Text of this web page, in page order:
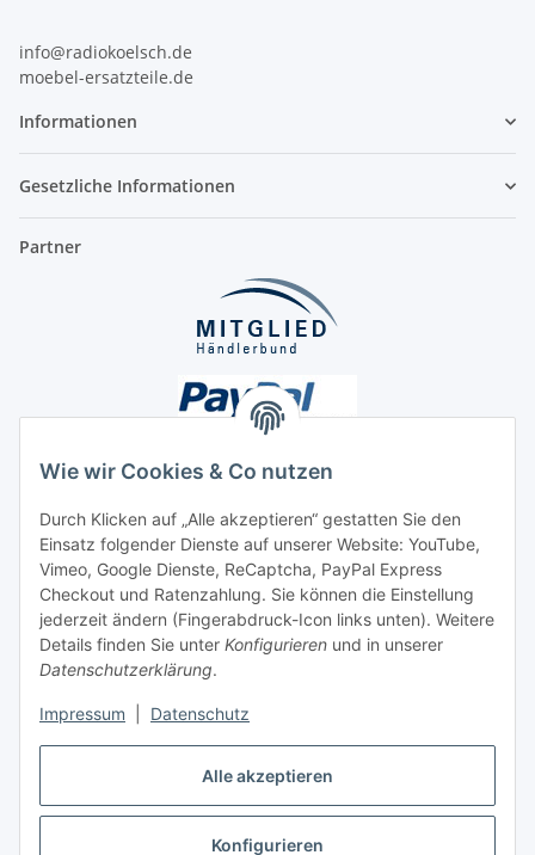
Alle akzeptieren
Konfigurieren
Wie wir Cookies & Co nutzen
Durch Klicken auf „Alle akzeptieren“ gestatten Sie den
Einsatz folgender Dienste auf unserer Website: YouTube,
Vimeo, Google Dienste, ReCaptcha, PayPal Express
Checkout und Ratenzahlung. Sie können die Einstellung
jederzeit ändern (Fingerabdruck-Icon links unten). Weitere
Details finden Sie unter Konfigurieren und in unserer
Datenschutzerklärung.
Impressum Datenschutz
info@radiokoelsch.de
moebel-ersatzteile.de
Informationen
Gesetzliche Informationen
Partner
Unsere Seiten
Social Media
Vertrag widerrufen
* Alle Preise inkl. gesetzlicher USt., ** siehe Lieferbedingungen, zzgl.